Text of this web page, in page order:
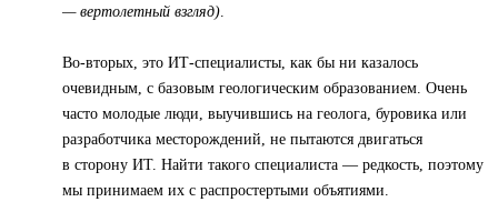
— вертолетный взгляд).
Во-вторых, это ИТ-специалисты, как бы ни казалось
очевидным, с базовым геологическим образованием. Очень
часто молодые люди, выучившись на геолога, буровика или
разработчика месторождений, не пытаются двигаться
в сторону ИТ. Найти такого специалиста — редкость, поэтому
мы принимаем их с распростертыми объятиями.